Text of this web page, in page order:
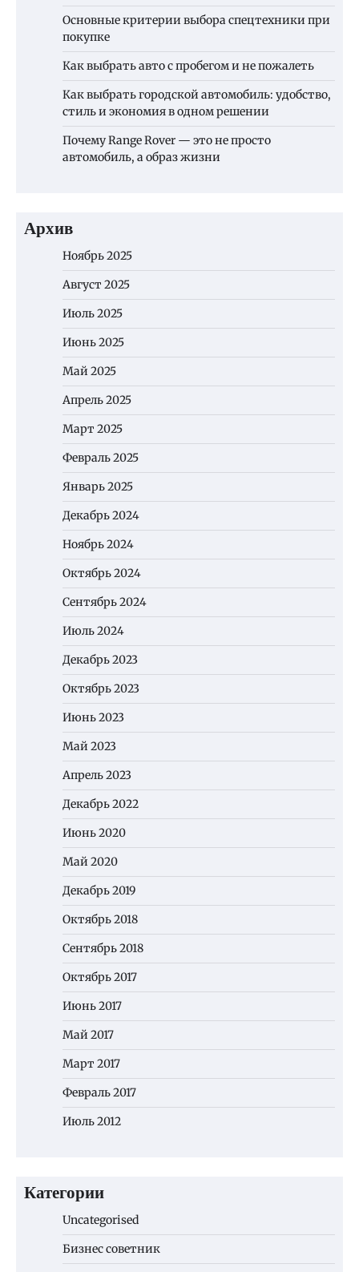
Основные критерии выбора спецтехники при
покупке
Как выбрать авто с пробегом и не пожалеть
Как выбрать городской автомобиль: удобство,
стиль и экономия в одном решении
Почему Range Rover — это не просто
автомобиль, а образ жизни
Архив
Ноябрь 2025
Август 2025
Июль 2025
Июнь 2025
Май 2025
Апрель 2025
Март 2025
Февраль 2025
Январь 2025
Декабрь 2024
Ноябрь 2024
Октябрь 2024
Сентябрь 2024
Июль 2024
Декабрь 2023
Октябрь 2023
Июнь 2023
Май 2023
Апрель 2023
Декабрь 2022
Июнь 2020
Май 2020
Декабрь 2019
Октябрь 2018
Сентябрь 2018
Октябрь 2017
Июнь 2017
Май 2017
Март 2017
Февраль 2017
Июль 2012
Категории
Uncategorised
Бизнес советник